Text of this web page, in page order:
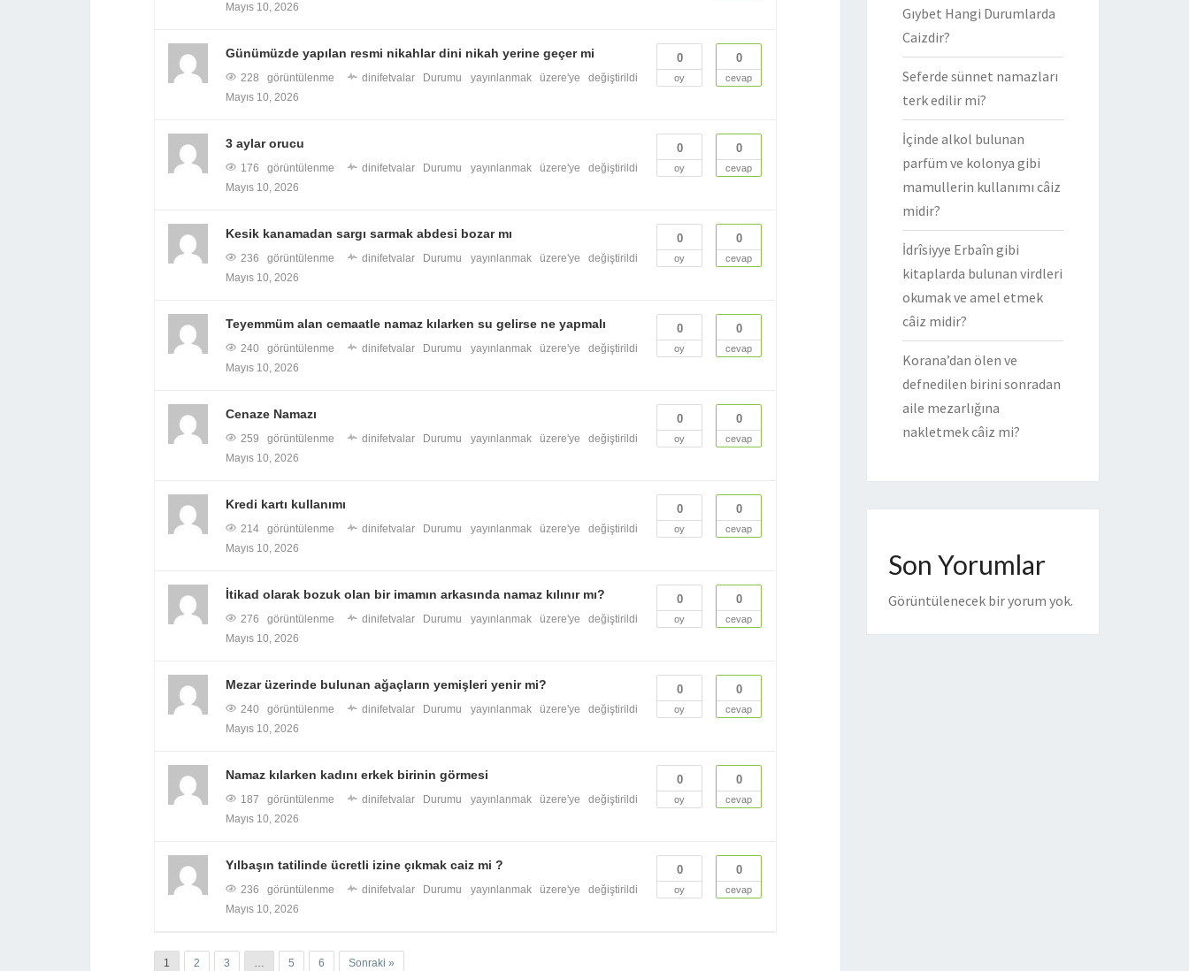
Mayıs 10, 2026
0
oy
0
cevap
Günümüzde yapılan resmi nikahlar dini nikah yerine geçer mi
228 görüntülenme dinifetvalar Durumu yayınlanmak üzere'ye değiştirildi
Mayıs 10, 2026
0
oy
0
cevap
3 aylar orucu
176 görüntülenme dinifetvalar Durumu yayınlanmak üzere'ye değiştirildi
Mayıs 10, 2026
0
oy
0
cevap
Kesik kanamadan sargı sarmak abdesi bozar mı
236 görüntülenme dinifetvalar Durumu yayınlanmak üzere'ye değiştirildi
Mayıs 10, 2026
0
oy
0
cevap
Teyemmüm alan cemaatle namaz kılarken su gelirse ne yapmalı
240 görüntülenme dinifetvalar Durumu yayınlanmak üzere'ye değiştirildi
Mayıs 10, 2026
0
oy
0
cevap
Cenaze Namazı
259 görüntülenme dinifetvalar Durumu yayınlanmak üzere'ye değiştirildi
Mayıs 10, 2026
0
oy
0
cevap
Kredi kartı kullanımı
214 görüntülenme dinifetvalar Durumu yayınlanmak üzere'ye değiştirildi
Mayıs 10, 2026
0
oy
0
cevap
İtikad olarak bozuk olan bir imamın arkasında namaz kılınır mı?
276 görüntülenme dinifetvalar Durumu yayınlanmak üzere'ye değiştirildi
Mayıs 10, 2026
0
oy
0
cevap
Mezar üzerinde bulunan ağaçların yemişleri yenir mi?
240 görüntülenme dinifetvalar Durumu yayınlanmak üzere'ye değiştirildi
Mayıs 10, 2026
0
oy
0
cevap
Namaz kılarken kadını erkek birinin görmesi
187 görüntülenme dinifetvalar Durumu yayınlanmak üzere'ye değiştirildi
Mayıs 10, 2026
0
oy
0
cevap
Yılbaşın tatilinde ücretli izine çıkmak caiz mi ?
236 görüntülenme dinifetvalar Durumu yayınlanmak üzere'ye değiştirildi
Mayıs 10, 2026
1 2 3 … 5 6 Sonraki »
Gıybet Hangi Durumlarda
Caizdir?
Seferde sünnet namazları
terk edilir mi?
İçinde alkol bulunan
parfüm ve kolonya gibi
mamullerin kullanımı câiz
midir?
İdrîsiyye Erbaîn gibi
kitaplarda bulunan virdleri
okumak ve amel etmek
câiz midir?
Korana’dan ölen ve
defnedilen birini sonradan
aile mezarlığına
nakletmek câiz mi?
Son Yorumlar
Görüntülenecek bir yorum yok.